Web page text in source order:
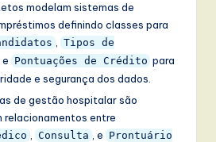
modelam sistemas de
definindo classes para
, Tipos de
e Pontuações de Crédito para
e segurança dos dados.
de gestão hospitalar são
relacionamentos entre
, Consulta , e Prontuário